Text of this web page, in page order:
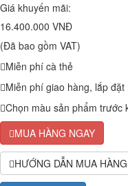
Giá khuyến mãi:
16.400.000 VNĐ
(Đã bao gồm VAT)
Miễn phí cà thẻ
Miễn phí giao hàng, lắp
Chọn màu sản phẩm trước
MUA HÀNG NGAY
HƯỚNG DẪN MUA HÀNG